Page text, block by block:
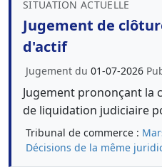
SITUATION ACTUELLE
Jugement de
d'actif
Jugement du 01-07-2026
Jugement prononçant la
de liquidation judiciaire
Tribunal de commerce :
Décisions de la même